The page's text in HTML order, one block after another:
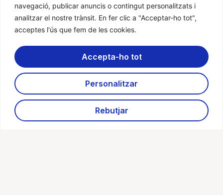
navegació, publicar anuncis o contingut personalitzats i
analitzar el nostre trànsit. En fer clic a "Acceptar-ho tot",
acceptes l'ús que fem de les cookies.
Personalitzar
Rebutjar
Accepta-ho tot
Enviar mensaje